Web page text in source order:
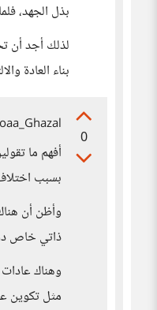
بذل الجهد،
لذلك أجد أن
بناء العادة
0
أفهم ما
بسبب
وأظن أن
ذاتي خاص
وهناك
مثل تكوين